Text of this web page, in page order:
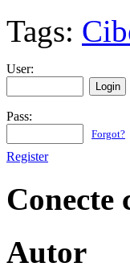
Tags:
User:
Pass:
Forgot?
Register
Conecte
Autor